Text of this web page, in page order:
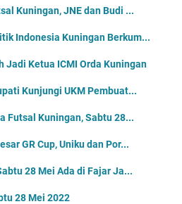
Kuningan, JNE dan Budi ...
Indonesia Kuningan Berkum...
Jadi Ketua ICMI Orda Kuningan
Kunjungi UKM Pembuat...
Futsal Kuningan, Sabtu 28...
GR Cup, Uniku dan Por...
28 Mei Ada di Fajar Ja...
28 Mei 2022